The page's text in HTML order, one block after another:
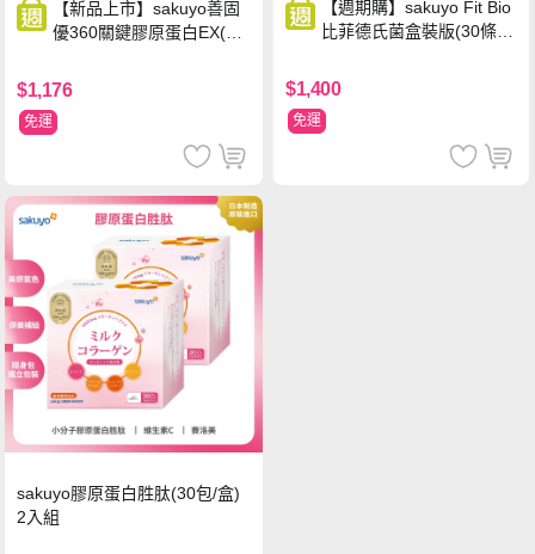
【新品上市】sakuyo善固
優360關鍵膠原蛋白EX(30
$1,176
免運
【週期購】sakuyo Fit Bio
比菲德氏菌盒裝版(30條/
$1,400
免運
sakuyo膠原蛋白胜肽(30包/盒)
2入組